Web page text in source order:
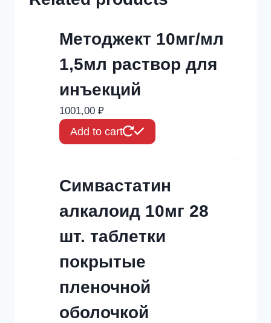
Методжект 10мг/мл
1,5мл раствор для
инъекций
1001,00 ₽
Add to cart
Симвастатин
алкалоид 10мг 28
шт. таблетки
покрытые
пленочной
оболочкой